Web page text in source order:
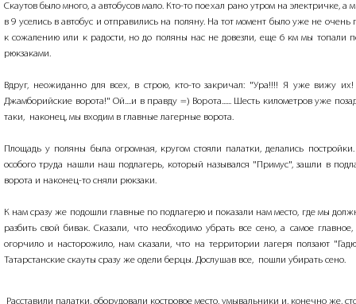
Скаутов было много, а автобусов мало. Кто-то поехал рано утром на электричке, а
в 9 уселись в автобус и отправились на поляну. На тот момент было уже не очень
к сожалению или к радости, но до поляны нас не довезли, еще 6 км мы топали
рюкзаками.
Вдруг, неожиданно для всех, в строю, кто-то закричал: "Ура!!!! Я уже вижу их!
Джамборийские ворота!" Ой....и в правду =) Ворота...... Шесть километров уже
таки, наконец, мы входим в главные лагерные ворота.
Площадь у поляны была огромная, кругом стояли палатки, делались
особого труда нашли наш подлагерь, который назывался "Примус", зашли в
ворота и наконец-то сняли рюкзаки.
К нам сразу же подошли главные по подлагерю и показали нам место, где мы
разбить свой бивак. Сказали, что необходимо убрать все сено, а самое
огорчило и насторожило, нам сказали, что на территории лагеря ползают
Татарстанские скауты сразу же одели берцы. Дослушав все, пошли убирать сено.
Расставили палатки, оборудовали костровое место, умывальники и, конечно же,